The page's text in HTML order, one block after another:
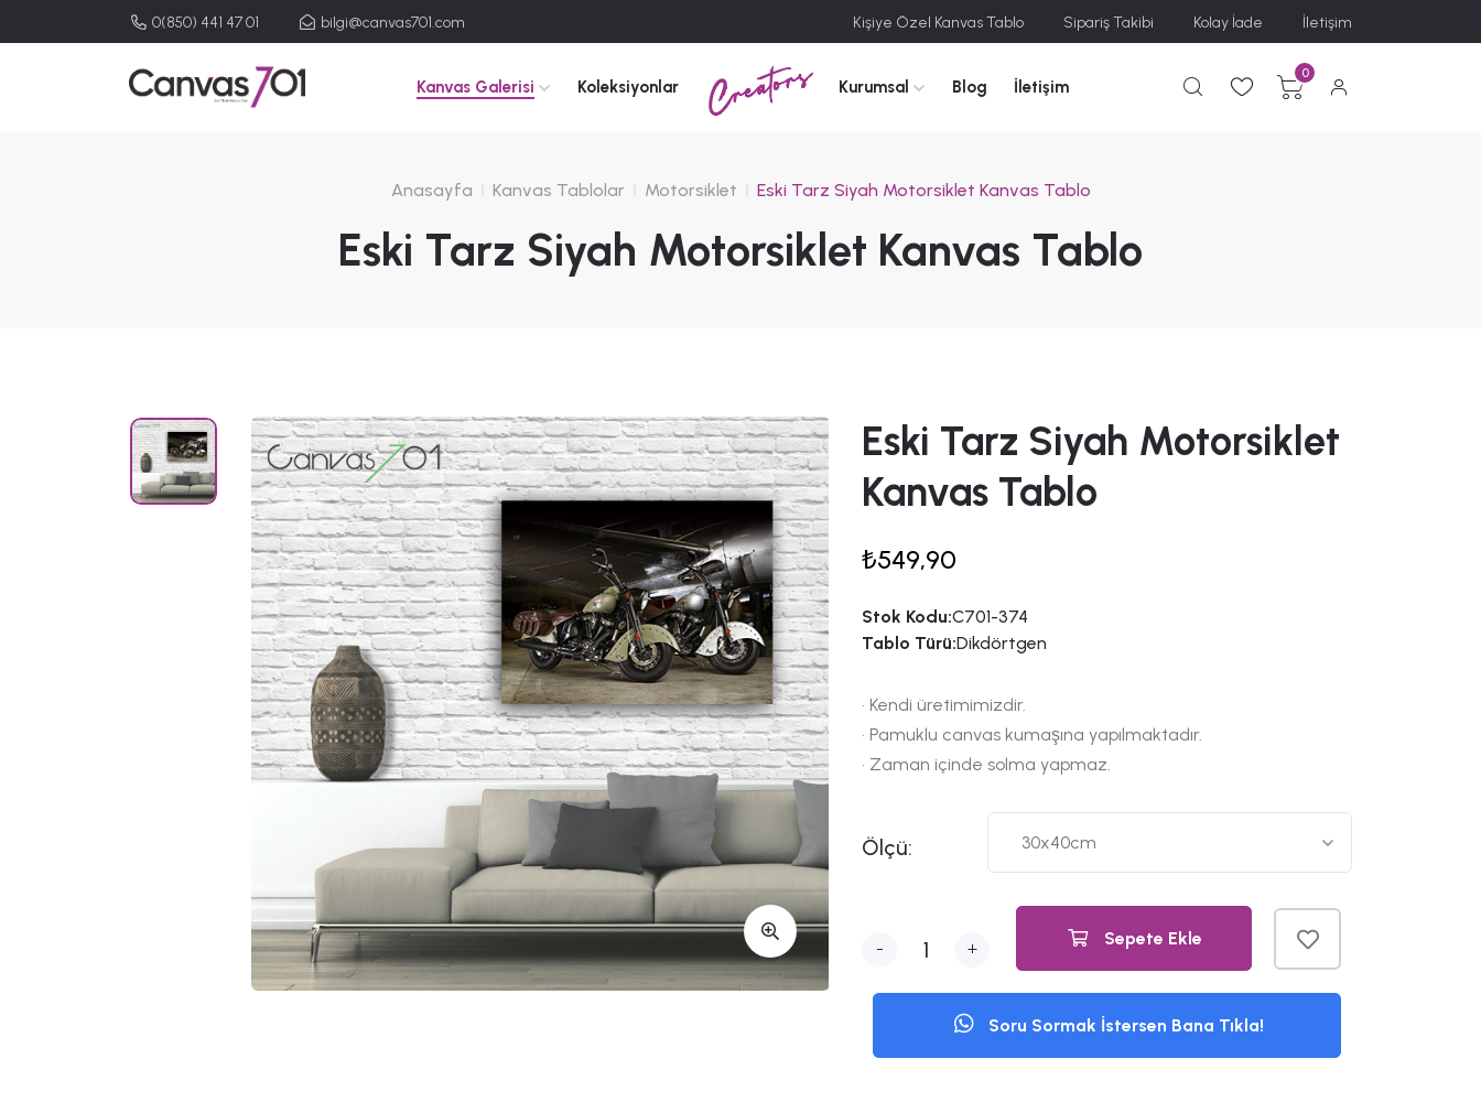
0(850) 441 47 01 bilgi@canvas701.com Kişiye Özel Kanvas Tablo Sipariş Takibi Kolay İade İletişim
Kanvas Galerisi Koleksiyonlar Creators Kurumsal Blog İletişim
0
Anasayfa Kanvas Tablolar Motorsiklet Eski Tarz Siyah Motorsiklet Kanvas Tablo
Eski Tarz Siyah Motorsiklet Kanvas Tablo
Eski Tarz Siyah Motorsiklet
Kanvas Tablo
₺549,90
Stok Kodu:C701-374
Tablo Türü:Dikdörtgen
• Kendi üretimimizdir.
• Pamuklu canvas kumaşına yapılmaktadır.
• Zaman içinde solma yapmaz.
Ölçü:
- + Sepete Ekle
Soru Sormak İstersen Bana Tıkla!